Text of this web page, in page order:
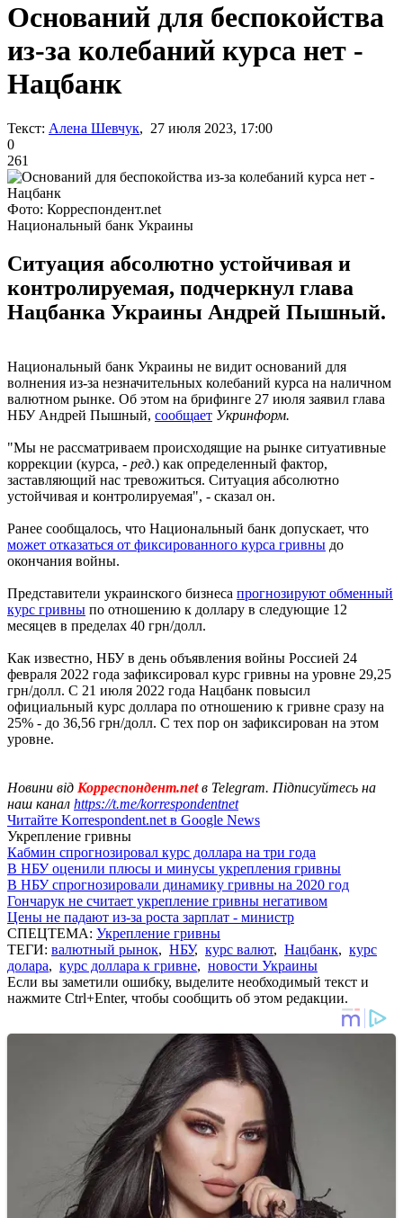
Оснований для беспокойства
из-за колебаний курса нет -
Нацбанк
Текст: Алена Шевчук, 27 июля 2023, 17:00
0
261
Фото: Корреспондент.net
Национальный банк Украины
Ситуация абсолютно устойчивая и
контролируемая, подчеркнул глава
Нацбанка Украины Андрей Пышный.
Национальный банк Украины не видит оснований для
волнения из-за незначительных колебаний курса на наличном
валютном рынке. Об этом на брифинге 27 июля заявил глава
НБУ Андрей Пышный, сообщает Укринформ.
"Мы не рассматриваем происходящие на рынке ситуативные
коррекции (курса, - ред.) как определенный фактор,
заставляющий нас тревожиться. Ситуация абсолютно
устойчивая и контролируемая", - сказал он.
Ранее сообщалось, что Национальный банк допускает, что
может отказаться от фиксированного курса гривны до
окончания войны.
Представители украинского бизнеса прогнозируют обменный
курс гривны по отношению к доллару в следующие 12
месяцев в пределах 40 грн/долл.
Как известно, НБУ в день объявления войны Россией 24
февраля 2022 года зафиксировал курс гривны на уровне 29,25
грн/долл. С 21 июля 2022 года Нацбанк повысил
официальный курс доллара по отношению к гривне сразу на
25% - до 36,56 грн/долл. С тех пор он зафиксирован на этом
уровне.
Новини від Корреспондент.netв Telegram. Підписуйтесь на
наш канал https://t.me/korrespondentnet
Читайте Korrespondent.net в Google News
Укрепление гривны
Кабмин спрогнозировал курс доллара на три года
В НБУ оценили плюсы и минусы укрепления гривны
В НБУ спрогнозировали динамику гривны на 2020 год
Гончарук не считает укрепление гривны негативом
Цены не падают из-за роста зарплат - министр
СПЕЦТЕМА: Укрепление гривны
ТЕГИ: валютный рынок, НБУ, курс валют, Нацбанк, курс
долара, курс доллара к гривне, новости Украины
Если вы заметили ошибку, выделите необходимый текст и
нажмите Ctrl+Enter, чтобы сообщить об этом редакции.